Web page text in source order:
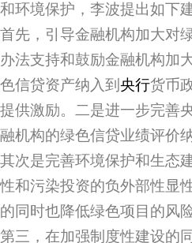
和环境保护，李波提出如下
首先，引导金融机构加大对
办法支持和鼓励金融机构加
色信贷资产纳入到 央行货币
提供激励。二是进一步完善
融机构的绿色信贷业绩评价
其次是完善环境保护和生态
性和污染投资的负外部性显
的同时也降低绿色项目的风
第三，在加强制度性建设的